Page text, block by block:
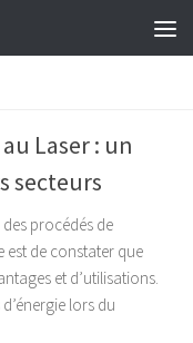
Laser : un
secteurs
procédés de
est de constater que
et d’utilisations.
lors du